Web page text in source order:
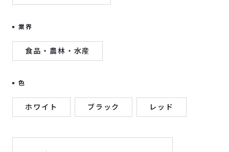
業界
食品・農林・水産
色
ホワイト ブラック レッド